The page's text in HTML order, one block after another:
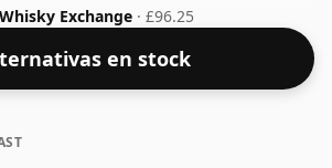
concentración óptima para beber.
una gota de agua.
Exchange · £96.25
en stock